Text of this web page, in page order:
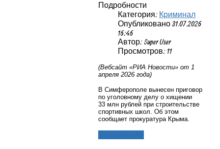
Подробности
Категория: Криминал
Опубликовано 31.07.2026
16:46
Автор: Super User
Просмотров: 11
(Вебсайт «РИА Новости» от 1
апреля 2026 года)
В Симферополе вынесен приговор
по уголовному делу о хищении
33 млн рублей при строительстве
спортивных школ. Об этом
сообщает прокуратура Крыма.